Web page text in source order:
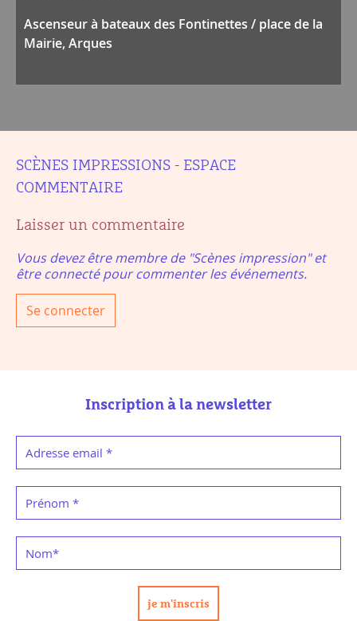
Ascenseur à bateaux des Fontinettes / place de la
Mairie, Arques
SCÈNES IMPRESSIONS - ESPACE
COMMENTAIRE
Laisser un commentaire
Vous devez être membre de "Scènes impression" et
être connecté pour commenter les événements.
Se connecter
Inscription à la newsletter
Adresse email *
Prénom *
Nom*